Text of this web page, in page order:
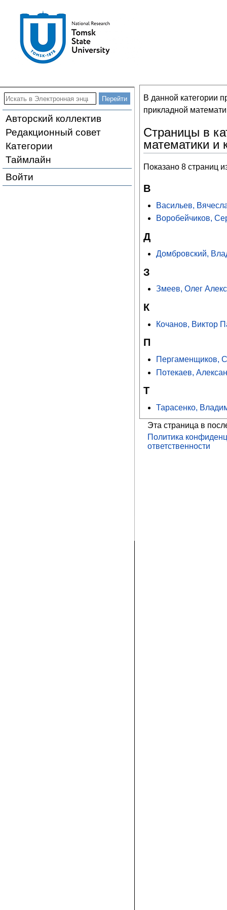
Авторский коллектив
Редакционный совет
Категории
Таймлайн
Войти
В данной категории
прикладной
Страницы в
математики и
Показано 8 страниц
В
Васильев,
Воробейчиков,
Д
Домбровский,
З
Змеев, Олег
К
Кочанов, Виктор
П
Пергаменщиков,
Потекаев,
Т
Тарасенко,
Эта страница в
Политика
ответственности